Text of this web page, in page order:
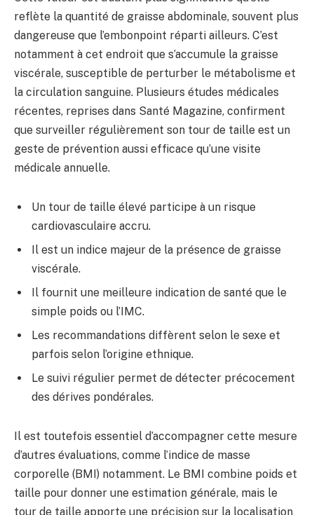
reflète la quantité de graisse abdominale, souvent plus
dangereuse que l’embonpoint réparti ailleurs. C’est
notamment à cet endroit que s’accumule la graisse
viscérale, susceptible de perturber le métabolisme et
la circulation sanguine. Plusieurs études médicales
récentes, reprises dans Santé Magazine, confirment
que surveiller régulièrement son tour de taille est un
geste de prévention aussi efficace qu’une visite
médicale annuelle.
Un tour de taille élevé participe à un risque
cardiovasculaire accru.
Il est un indice majeur de la présence de graisse
viscérale.
Il fournit une meilleure indication de santé que le
simple poids ou l’IMC.
Les recommandations diffèrent selon le sexe et
parfois selon l’origine ethnique.
Le suivi régulier permet de détecter précocement
des dérives pondérales.
Il est toutefois essentiel d’accompagner cette mesure
d’autres évaluations, comme l’indice de masse
corporelle (BMI) notamment. Le BMI combine poids et
taille pour donner une estimation générale, mais le
tour de taille apporte une précision sur la localisation